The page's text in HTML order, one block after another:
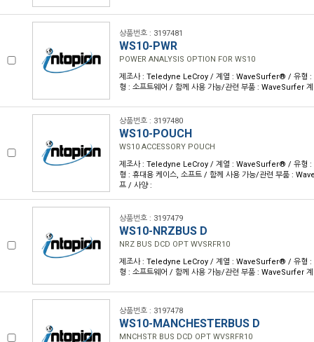
상품번호 : 3197481
WS10-PWR
POWER ANALYSIS OPTION FOR WS10
제조사 : Teledyne LeCroy / 계열 : WaveSurfer® / 유형 :
형 : 소프트웨어 / 함께 사용 가능/관련 부품 : WaveSurfer
상품번호 : 3197480
WS10-POUCH
WS10 ACCESSORY POUCH
제조사 : Teledyne LeCroy / 계열 : WaveSurfer® / 유형 :
형 : 휴대용 케이스, 소프트 / 함께 사용 가능/관련 부품 :
프 / 사양 :
상품번호 : 3197479
WS10-NRZBUS D
NRZ BUS DCD OPT WVSRFR10
제조사 : Teledyne LeCroy / 계열 : WaveSurfer® / 유형 :
형 : 소프트웨어 / 함께 사용 가능/관련 부품 : WaveSurfer
상품번호 : 3197478
WS10-MANCHESTERBUS D
MNCHSTR BUS DCD OPT WVSRFR10